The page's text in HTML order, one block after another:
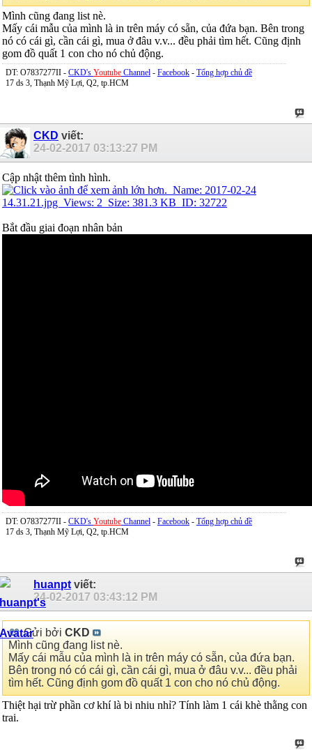
Mình cũng đang list nè.
Mấy cái mẫu của mình là in trên máy có sẵn, của đứa bạn. Bên trong
nó có cái gì, cần cái gì, mua ở đâu v.v... đều phải tìm hết. Cũng định
gom đồ quất 1 con cho nó chủ động.
DT: O7837277II - CKD's Youtube Channel - Facebook - Tổng hợp chủ đề
17 ds 3, Thạnh Mỹ Lợi, Q2, tp.HCM
CKD viết:
24-02-2017 03:13:27 PM
Cập nhật thêm tình hình.
Bắt đầu giai đoạn nhân bản
DT: O7837277II - CKD's Youtube Channel - Facebook - Tổng hợp chủ đề
17 ds 3, Thạnh Mỹ Lợi, Q2, tp.HCM
huanpt viết:
24-02-2017 03:43:12 PM
Gửi bởi CKD
Mình cũng đang list nè.
Mấy cái mẫu của mình là in trên máy có sẵn, của đứa bạn.
Bên trong nó có cái gì, cần cái gì, mua ở đâu v.v... đều phải
tìm hết. Cũng định gom đồ quất 1 con cho nó chủ động.
Thiệt hại trừ phần cơ khí là bi nhiu nhỉ? Tính làm 1 cái khè thằng con
trai.